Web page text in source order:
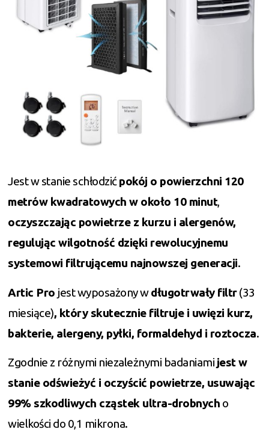
Jest w stanie schłodzićpokój o powierzchni 120
metrów kwadratowych w około 10 minut,
oczyszczając powietrze z kurzu i alergenów,
regulując wilgotność dzięki rewolucyjnemu
systemowi filtrującemu najnowszej generacji.
Artic Pro jest wyposażony wdługotrwały filtr(33
miesiące), który skutecznie filtruje i uwięzi kurz,
bakterie, alergeny, pyłki, formaldehyd i roztocza.
Zgodnie z różnymi niezależnymi badaniami jest w
stanie odświeżyć i oczyścić powietrze, usuwając
99% szkodliwych cząstek ultra-drobnych o
wielkości do 0,1 mikrona.